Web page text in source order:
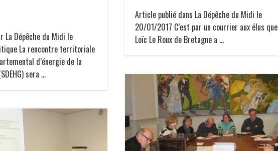
La Dépêche du Midi le
La rencontre territoriale
d’énergie de la
sera …
Article publié dans La Dépêche du Midi le
20/01/2017 C’est par un courrier aux élus que
Loïc Le Roux de Bretagne a …